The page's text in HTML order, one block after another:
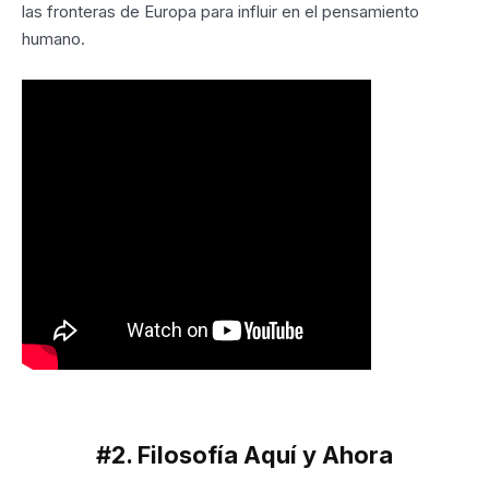
las fronteras de Europa para influir en el pensamiento
humano.
#2. Filosofía Aquí y Ahora